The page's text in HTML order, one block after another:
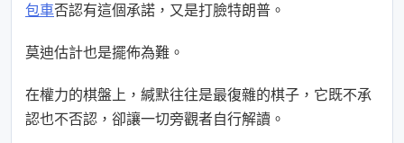
包車否認有這個承諾，又是打臉特朗普。
莫迪估計也是擺佈為難。
在權力的棋盤上，緘默往往是最復雜的棋子，它既不承
認也不否認，卻讓一切旁觀者自行解讀。